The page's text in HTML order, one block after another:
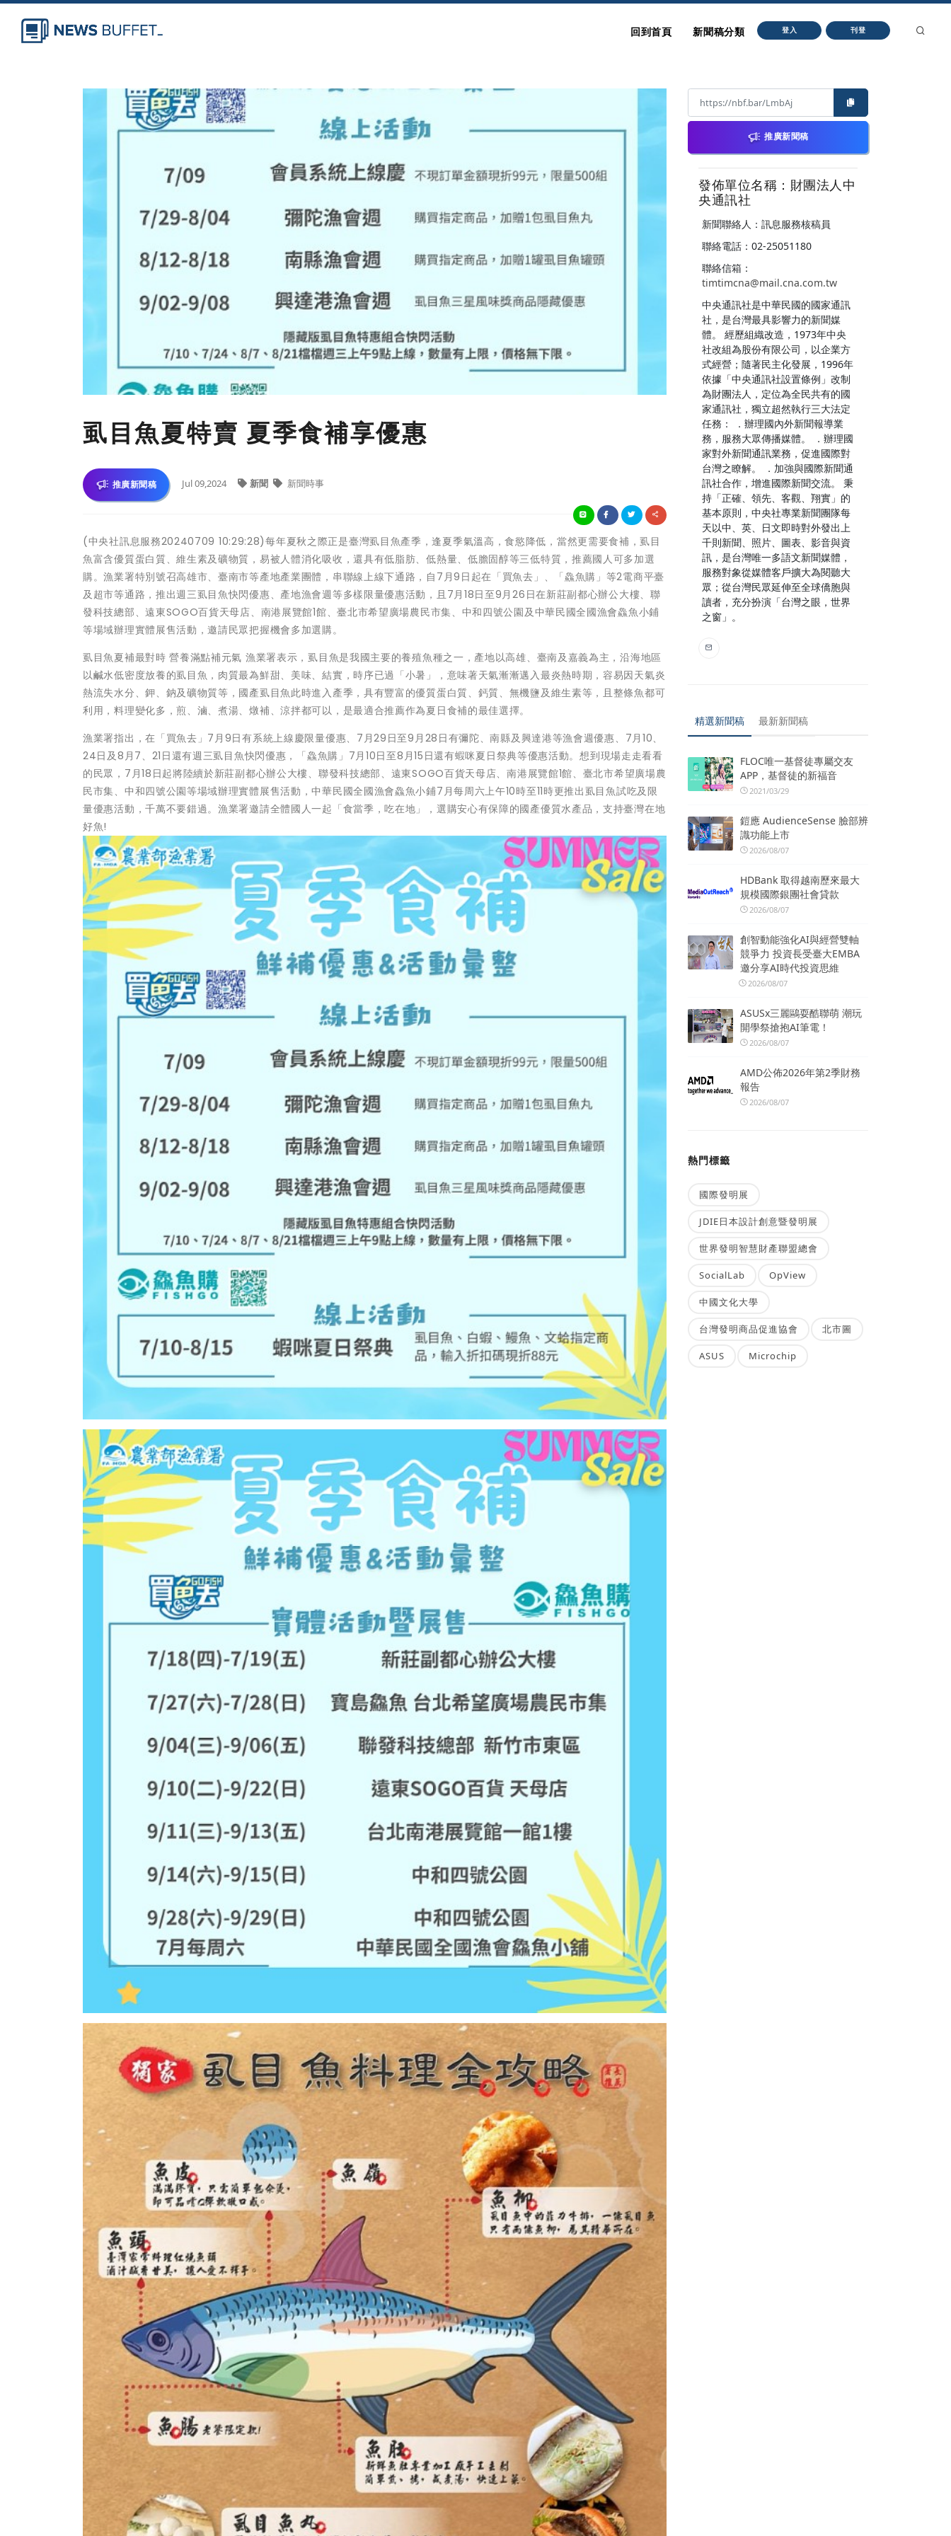
回到首頁 新聞稿分類 登入 刊登
虱目魚夏特賣 夏季食補享優惠
推廣新聞稿 Jul 09,2024 新聞 新聞時事
(中央社訊息服務20240709 10:29:28)每年夏秋之際正是臺灣虱目魚產季，逢夏季氣溫高，食慾降低，當然更需要食補，虱目
魚富含優質蛋白質、維生素及礦物質，易被人體消化吸收，還具有低脂肪、低熱量、低膽固醇等三低特質，推薦國人可多加選
購。漁業署特別號召高雄市、臺南市等產地產業團體，串聯線上線下通路，自7月9日起在「買魚去」、「鱻魚購」等2電商平臺
及超市等通路，推出週三虱目魚快閃優惠、產地漁會週等多樣限量優惠活動，且7月18日至9月26日在新莊副都心辦公大樓、聯
發科技總部、遠東SOGO百貨天母店、南港展覽館1館、臺北市希望廣場農民市集、中和四號公園及中華民國全國漁會鱻魚小鋪
等場域辦理實體展售活動，邀請民眾把握機會多加選購。
虱目魚夏補最對時 營養滿點補元氣 漁業署表示，虱目魚是我國主要的養殖魚種之一，產地以高雄、臺南及嘉義為主，沿海地區
以鹹水低密度放養的虱目魚，肉質最為鮮甜、美味、結實，時序已過「小暑」，意味著天氣漸漸邁入最炎熱時期，容易因天氣炎
熱流失水分、鉀、鈉及礦物質等，國產虱目魚此時進入產季，具有豐富的優質蛋白質、鈣質、無機鹽及維生素等，且整條魚都可
利用，料理變化多，煎、滷、煮湯、燉補、涼拌都可以，是最適合推薦作為夏日食補的最佳選擇。
漁業署指出，在「買魚去」7月9日有系統上線慶限量優惠、7月29日至9月28日有彌陀、南縣及興達港等漁會週優惠、7月10、
24日及8月7、21日還有週三虱目魚快閃優惠，「鱻魚購」7月10日至8月15日還有蝦咪夏日祭典等優惠活動。想到現場走走看看
的民眾，7月18日起將陸續於新莊副都心辦公大樓、聯發科技總部、遠東SOGO百貨天母店、南港展覽館1館、臺北市希望廣場農
民市集、中和四號公園等場域辦理實體展售活動，中華民國全國漁會鱻魚小鋪7月每周六上午10時至11時更推出虱目魚試吃及限
量優惠活動，千萬不要錯過。漁業署邀請全體國人一起「食當季，吃在地」，選購安心有保障的國產優質水產品，支持臺灣在地
好魚!
推廣新聞稿
發佈單位名稱：財團法人中
央通訊社
新聞聯絡人：訊息服務核稿員
聯絡電話：02-25051180
聯絡信箱：
timtimcna@mail.cna.com.tw
中央通訊社是中華民國的國家通訊
社，是台灣最具影響力的新聞媒
體。 經歷組織改造，1973年中央
社改組為股份有限公司，以企業方
式經營；隨著民主化發展，1996年
依據「中央通訊社設置條例」改制
為財團法人，定位為全民共有的國
家通訊社，獨立超然執行三大法定
任務： ．辦理國內外新聞報導業
務，服務大眾傳播媒體。 ．辦理國
家對外新聞通訊業務，促進國際對
台灣之瞭解。 ．加強與國際新聞通
訊社合作，增進國際新聞交流。 秉
持「正確、領先、客觀、翔實」的
基本原則，中央社專業新聞團隊每
天以中、英、日文即時對外發出上
千則新聞、照片、圖表、影音與資
訊，是台灣唯一多語文新聞媒體，
服務對象從媒體客戶擴大為閱聽大
眾；從台灣民眾延伸至全球僑胞與
讀者，充分扮演「台灣之眼，世界
之窗」。
精選新聞稿 最新新聞稿
FLOC唯一基督徒專屬交友
APP，基督徒的新福音
2021/03/29
鎧應 AudienceSense 臉部辨
識功能上市
2026/08/07
HDBank 取得越南歷來最大
規模國際銀團社會貸款
2026/08/07
創智動能強化AI與經營雙軸
競爭力 投資長受臺大EMBA
邀分享AI時代投資思維
2026/08/07
ASUSx三麗鷗耍酷聯萌 潮玩
開學祭搶抱AI筆電！
2026/08/07
AMD公佈2026年第2季財務
報告
2026/08/07
熱門標籤
國際發明展
JDIE日本設計創意暨發明展
世界發明智慧財產聯盟總會
SocialLab OpView
中國文化大學
台灣發明商品促進協會 北市圖
ASUS Microchip